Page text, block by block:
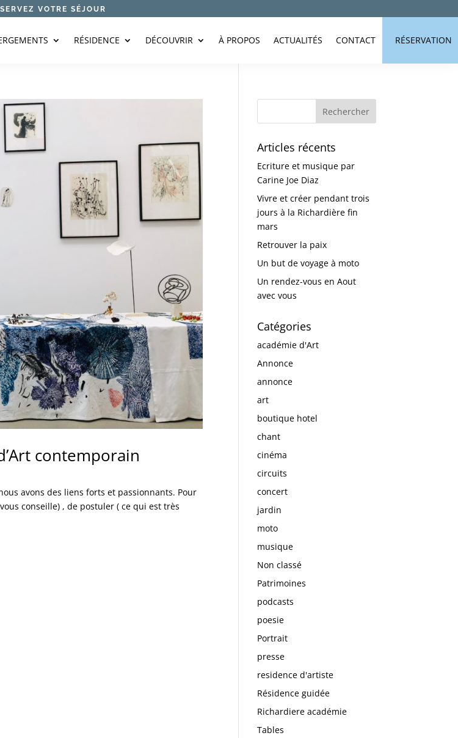
VOTRE SÉJOUR
RÉSIDENCE DÉCOUVRIR À PROPOS ACTUALITÉS CONTACT RÉSERVATION
contemporain
avons des liens forts et passionnants. Pour
conseille) , de postuler ( ce qui est très
Articles récents
Ecriture et musique par
Carine Joe Diaz
Vivre et créer pendant trois
jours à la Richardière fin
mars
Retrouver la paix
Un but de voyage à moto
Un rendez-vous en Aout
avec vous
Catégories
académie d'Art
Annonce
annonce
art
boutique hotel
chant
cinéma
circuits
concert
jardin
moto
musique
Non classé
Patrimoines
podcasts
poesie
Portrait
presse
residence d'artiste
Résidence guidée
Richardiere académie
Tables